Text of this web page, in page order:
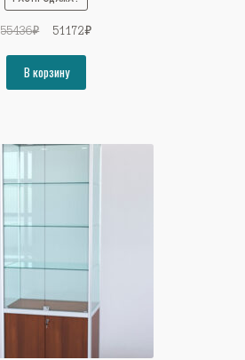
55436₽
Первоначальная
составляла
55436₽.
51172₽Текущая
В корзину